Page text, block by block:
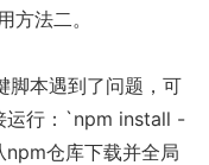
方法二。
脚本遇到了问题，可
运行：`npm install -
仓库下载并全局